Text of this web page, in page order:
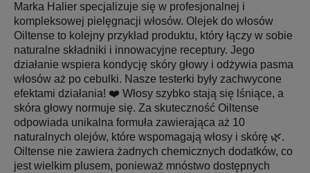
Marka Halier specjalizuje się w profesjonalnej i
kompleksowej pielęgnacji włosów. Olejek do włosów
Oiltense to kolejny przykład produktu, który łączy w sobie
naturalne składniki i innowacyjne receptury. Jego
działanie wspiera kondycję skóry głowy i odżywia pasma
włosów aż po cebulki. Nasze testerki były zachwycone
efektami działania! ❤️ Włosy szybko stają się lśniące, a
skóra głowy normuje się. Za skuteczność Oiltense
odpowiada unikalna formuła zawierająca aż 10
naturalnych olejów, które wspomagają włosy i skórę 🌿.
Oiltense nie zawiera żadnych chemicznych dodatków, co
jest wielkim plusem, ponieważ mnóstwo dostępnych